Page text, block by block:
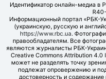
Идентификатор онлайн-медиа в
Информационный портал «РБК-
(украинскую, русскую и
https://www.rbc.ua.
правообладателям. Все
являются журналисты РБК-
Creative Commons Attribution
может не разделять точку
подлежат опровержению и
достоверность и